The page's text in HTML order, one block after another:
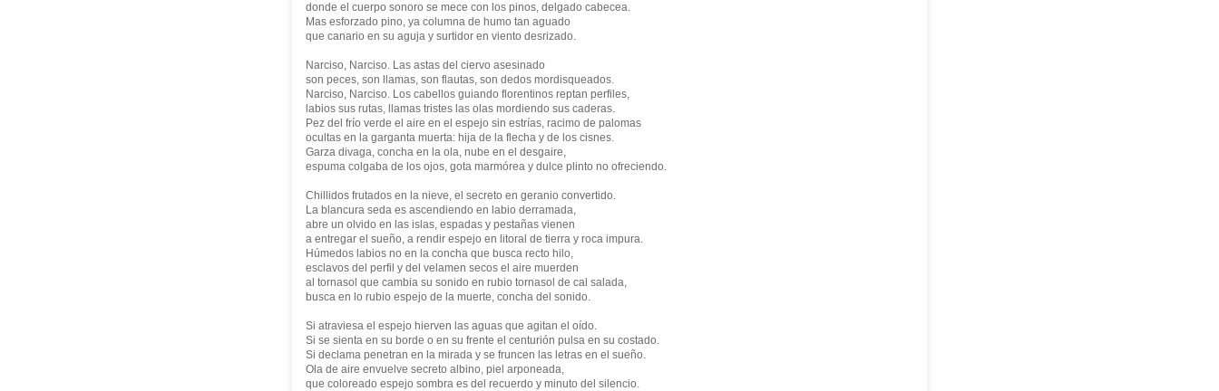
donde el cuerpo sonoro se mece con los pinos, delgado cabecea.
Mas esforzado pino, ya columna de humo tan aguado
que canario en su aguja y surtidor en viento desrizado.
Narciso, Narciso. Las astas del ciervo asesinado
son peces, son llamas, son flautas, son dedos mordisqueados.
Narciso, Narciso. Los cabellos guiando florentinos reptan perfiles,
labios sus rutas, llamas tristes las olas mordiendo sus caderas.
Pez del frío verde el aire en el espejo sin estrías, racimo de palomas
ocultas en la garganta muerta: hija de la flecha y de los cisnes.
Garza divaga, concha en la ola, nube en el desgaire,
espuma colgaba de los ojos, gota marmórea y dulce plinto no ofreciendo.
Chillidos frutados en la nieve, el secreto en geranio convertido.
La blancura seda es ascendiendo en labio derramada,
abre un olvido en las islas, espadas y pestañas vienen
a entregar el sueño, a rendir espejo en litoral de tierra y roca impura.
Húmedos labios no en la concha que busca recto hilo,
esclavos del perfil y del velamen secos el aire muerden
al tornasol que cambia su sonido en rubio tornasol de cal salada,
busca en lo rubio espejo de la muerte, concha del sonido.
Si atraviesa el espejo hierven las aguas que agitan el oído.
Si se sienta en su borde o en su frente el centurión pulsa en su costado.
Si declama penetran en la mirada y se fruncen las letras en el sueño.
Ola de aire envuelve secreto albino, piel arponeada,
que coloreado espejo sombra es del recuerdo y minuto del silencio.